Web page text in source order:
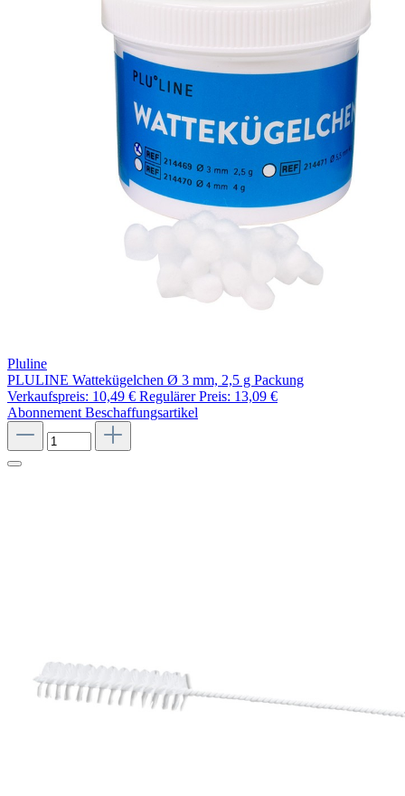
Pluline
PLULINE Wattekügelchen Ø 3 mm, 2,5 g Packung
Verkaufspreis: 10,49 € Regulärer Preis: 13,09 €
Abonnement Beschaffungsartikel